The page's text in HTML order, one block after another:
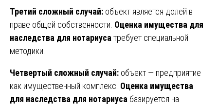
Третий сложный случай: объект является долей в
праве общей собственности. Оценка имущества для
наследства для нотариуса требует специальной
методики.
Четвертый сложный случай: объект — предприятие
как имущественный комплекс. Оценка имущества
для наследства для нотариуса базируется на